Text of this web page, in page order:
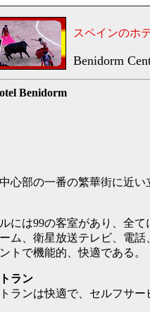
スペインのホ
Benidorm
Benidorm
心部の一番の繁華街に近
には99の客室があり、全
ム、衛星放送テレビ、電
トで機能的、快適である。
ラン
ランは快適で、セルフサ